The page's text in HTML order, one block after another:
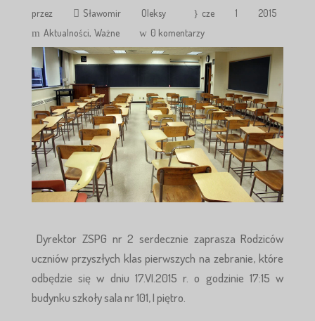
przez Sławomir Oleksy
cze 1 2015
Aktualności Ważne 0 komentarzy
Dyrektor ZSPG nr 2 serdecznie zaprasza Rodziców
uczniów przyszłych klas pierwszych na zebranie, które
odbędzie się w dniu 17.VI.2015 r. o godzinie 17:15 w
budynku szkoły sala nr 101, I piętro.